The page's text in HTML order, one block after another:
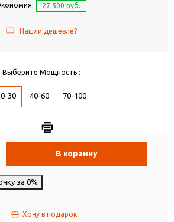
27 500 руб.
Нашли дешевле?
Выберите Мощность :
30 40-60 70-100
В корзину
за 0%
Хочу в подарок